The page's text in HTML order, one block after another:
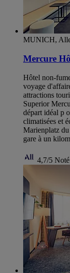
MUNICH,
Mercure
Hôtel non-
voyage
attractions
Superior
départ idéal p
climatisées et
Marienplatz
gare à un
4,7/5